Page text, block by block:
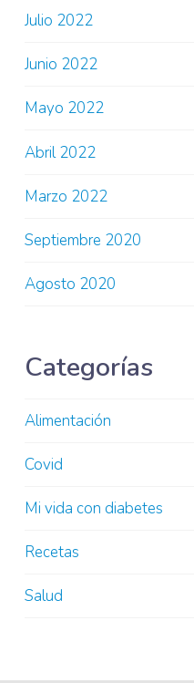
Julio 2022
Junio 2022
Mayo 2022
Abril 2022
Marzo 2022
Septiembre 2020
Agosto 2020
Categorías
Alimentación
Covid
Mi vida con diabetes
Recetas
Salud